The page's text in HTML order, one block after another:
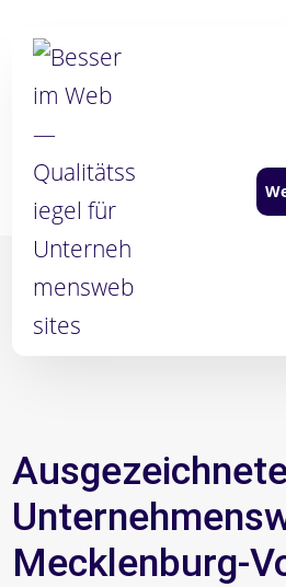
Zum
Inhalt
Mecklenburg-